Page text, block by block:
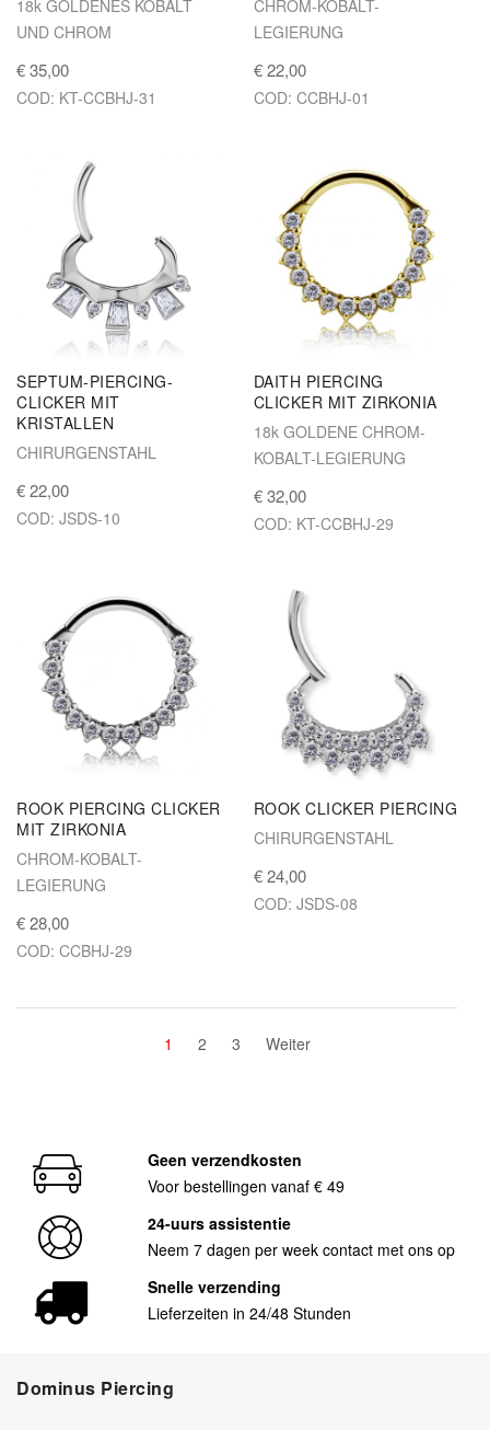
18k GOLDENES KOBALT
UND CHROM
€ 35,00
COD: KT-CCBHJ-31
CHROM-KOBALT-
LEGIERUNG
€ 22,00
COD: CCBHJ-01
SEPTUM-PIERCING-
CLICKER MIT
KRISTALLEN
CHIRURGENSTAHL
€ 22,00
COD: JSDS-10
DAITH PIERCING
CLICKER MIT ZIRKONIA
18k GOLDENE CHROM-
KOBALT-LEGIERUNG
€ 32,00
COD: KT-CCBHJ-29
ROOK PIERCING CLICKER
MIT ZIRKONIA
CHROM-KOBALT-
LEGIERUNG
€ 28,00
COD: CCBHJ-29
ROOK CLICKER PIERCING
CHIRURGENSTAHL
€ 24,00
COD: JSDS-08
1 2 3 Weiter
Geen verzendkosten
Voor bestellingen vanaf € 49
24-uurs assistentie
Neem 7 dagen per week contact met ons op
Snelle verzending
Lieferzeiten in 24/48 Stunden
Dominus Piercing